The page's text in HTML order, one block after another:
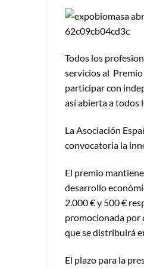
Todos los
servicios al
participar con
así abierta a todos
La Asociación
convocatoria la
El premio
desarrollo
2.000 € y 500 €
promocionada por
que se distribuirá
El plazo para la